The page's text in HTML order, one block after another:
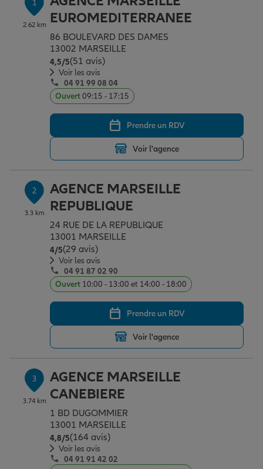
Assurance emprunteur
Prévoyance et dépendance
Assurance animal de compagnie
Protection de la famille
Protection juridique
Épargne & retraite
Plan épargne retraite
Assurance vie
Placements financiers
Transmission
Vos projets
Partir en vacances
Déménager
Départ à la retraite
Préparer l’avenir
Conseil assurance
Outre-mer
Assurance habitation
Le Pack Famille
Garantie des accidents de la vie
Assurance scolaire
Protection juridique
Retraite
Allianz en France
1
2.62 km
EUROMEDITERRANEE
86 BOULEVARD DES DAMES
13002 MARSEILLE
4,5/5Note de 4.5 sur 5
(51 avis)
Voir les avis
04 91 99 08 04
Ouvert09:15 - 17:15
Prendre un RDV
Voir l'agence
2
3.3 km
AGENCE MARSEILLE
REPUBLIQUE
24 RUE DE LA REPUBLIQUE
13001 MARSEILLE
4/5Note de 4 sur 5
(29 avis)
Voir les avis
04 91 87 02 90
Ouvert 10:00 - 13:00 et 14:00 - 18:00
Prendre un RDV
Voir l'agence
3
3.74 km
AGENCE MARSEILLE
CANEBIERE
1 BD DUGOMMIER
13001 MARSEILLE
4,8/5Note de 4.8 sur 5
(164 avis)
Voir les avis
04 91 91 42 02